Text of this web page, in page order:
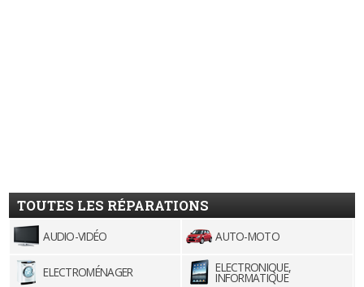
TOUTES LES RÉPARATIONS
AUDIO-VIDÉO AUTO-MOTO
ELECTROMÉNAGER ELECTRONIQUE,
INFORMATIQUE